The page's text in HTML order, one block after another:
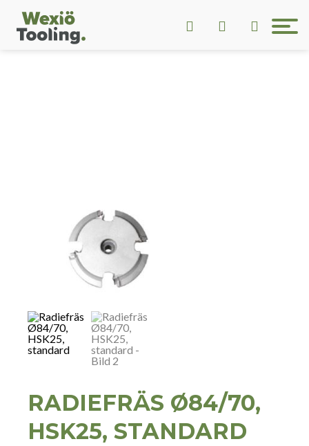
RADIEFRÄS Ø84/70,
HSK25, STANDARD